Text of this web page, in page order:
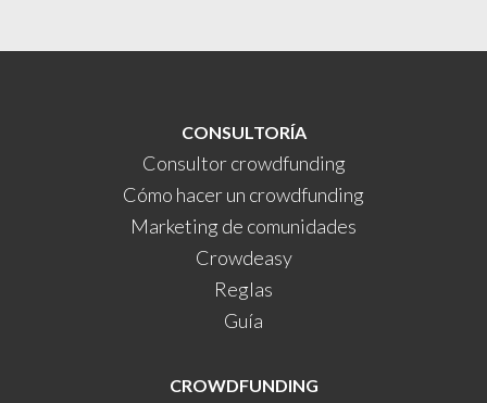
CONSULTORÍA
Consultor crowdfunding
Cómo hacer un crowdfunding
Marketing de comunidades
Crowdeasy
Reglas
Guía
CROWDFUNDING